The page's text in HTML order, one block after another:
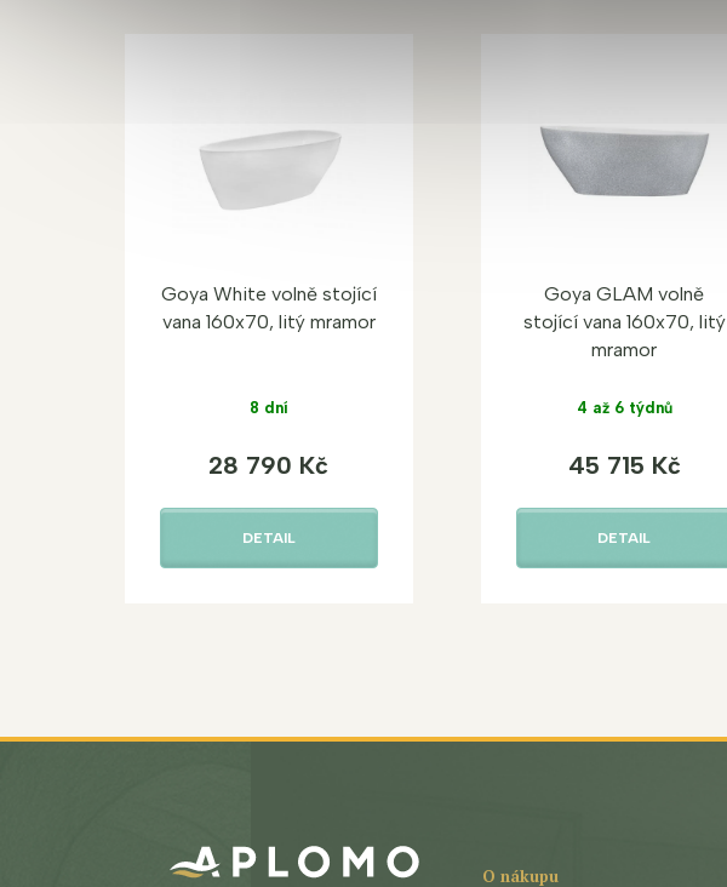
Goya White volně stojící
vana 160x70, litý mramor
8 dní
28 790 Kč
DETAIL
Goya GLAM volně
stojící vana 160x70, litý
mramor
4 až 6 týdnů
45 715 Kč
DETAIL
O nákupu